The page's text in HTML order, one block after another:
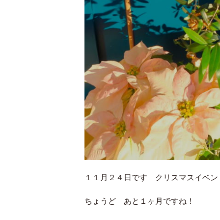
１１月２４日です クリスマスイベン
ちょうど あと１ヶ月ですね！